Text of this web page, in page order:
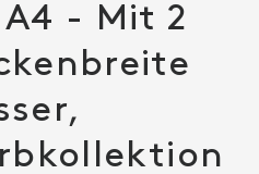
- Mit 2